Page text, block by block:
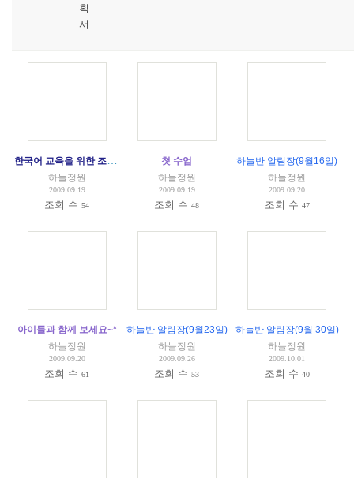
획
서
하늘정원
2009.09.19
조회 수54
첫 수업
하늘정원
2009.09.19
조회 수48
하늘반 알림장(9월16일)
하늘정원
2009.09.20
조회 수 47
아이들과 함께 보세요~*
하늘정원
2009.09.20
조회 수61
하늘반 알림장(9월23일)
하늘정원
2009.09.26
조회 수53
하늘반 알림장(9월 30일)
하늘정원
2009.10.01
조회 수 40